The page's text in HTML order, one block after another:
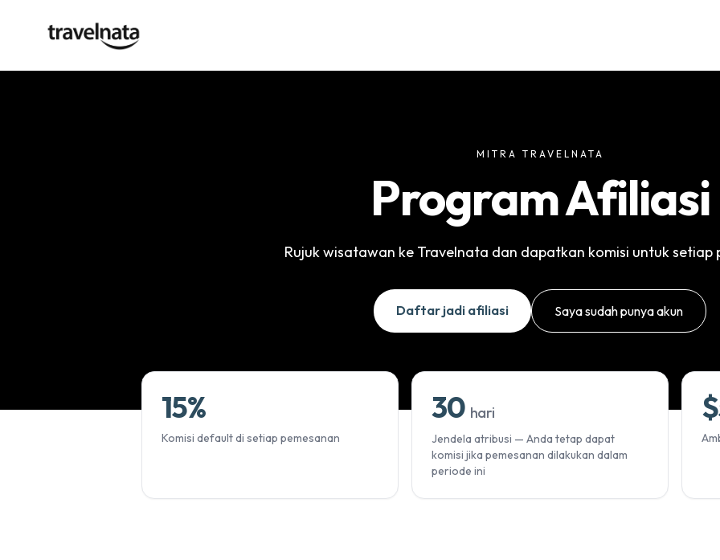
MITRA TRAVELNATA
Program Afiliasi
Rujuk wisatawan ke Travelnata dan dapatkan komisi untuk setiap
Daftar jadi afiliasi Saya sudah punya akun
15%
Komisi default di setiap pemesanan
30 hari
Jendela atribusi — Anda tetap dapat
komisi jika pemesanan dilakukan dalam
periode ini
$